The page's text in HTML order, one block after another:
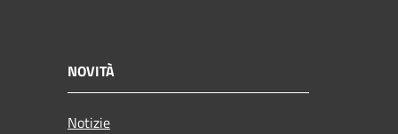
NOVITÀ
Notizie